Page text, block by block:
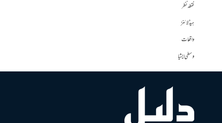
نقطہ نظر
ہیڈلائنز
واقعات
وسطی ایشیا